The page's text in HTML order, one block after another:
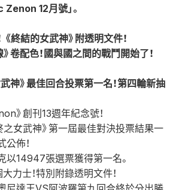
12月號」。
終結的女武神》附透明文件！
卷配色！國與國之間的戰鬥開始了！
神》最佳回合投票第一名！第四輪新抽
》創刊13週年紀念號！
之女武神》第一屆最佳對決投票結果一
佈！
以14947張選票獲得第一名。
力士！特別附錄透明文件！